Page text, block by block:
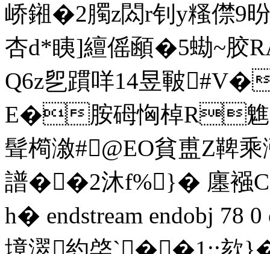
峤鎺�2臅z閦r钊y糔僸9
杏d*眱]繵傜顄�5蜐~
Q6z乮躀咩14昱皸#V�
E�胺砪恟棹R魋
髶橁漵#@EO貧盙Z鞞
譜��2沐f%}� 廛襁
h� endstream endobj 78